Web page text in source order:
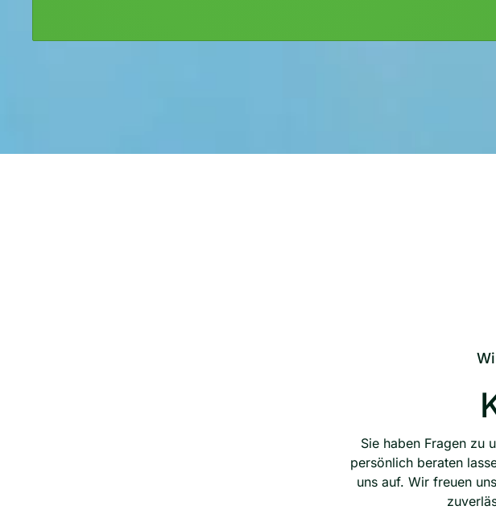
Sie haben Fragen zu
persönlich beraten
uns auf. Wir freuen